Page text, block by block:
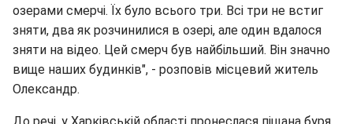
озерами смерчі. Їх було всього три. Всі три не встиг
зняти, два як розчинилися в озері, але один вдалося
зняти на відео. Цей смерч був найбільший. Він значно
вище наших будинків", - розповів місцевий житель
Олександр.